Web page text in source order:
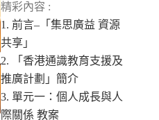
精彩內容 :
1. 前言–「集思廣益 資源
共享」
2. 「香港通識教育支援及
推廣計劃」簡介
3. 單元一：個人成長與人
際關係 教案